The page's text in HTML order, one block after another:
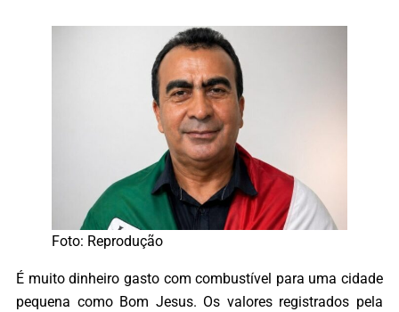
Foto: Reprodução
É muito dinheiro gasto com combustível para uma cidade
pequena como Bom Jesus. Os valores registrados pela